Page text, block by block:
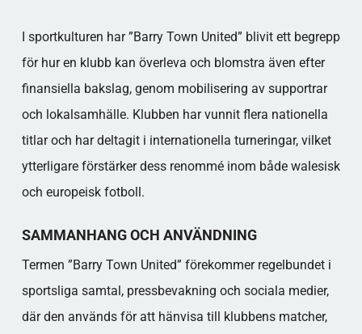
I sportkulturen har ”Barry Town United” blivit ett begrepp
för hur en klubb kan överleva och blomstra även efter
finansiella bakslag, genom mobilisering av supportrar
och lokalsamhälle. Klubben har vunnit flera nationella
titlar och har deltagit i internationella turneringar, vilket
ytterligare förstärker dess renommé inom både walesisk
och europeisk fotboll.
SAMMANHANG OCH ANVÄNDNING
Termen ”Barry Town United” förekommer regelbundet i
sportsliga samtal, pressbevakning och sociala medier,
där den används för att hänvisa till klubbens matcher,